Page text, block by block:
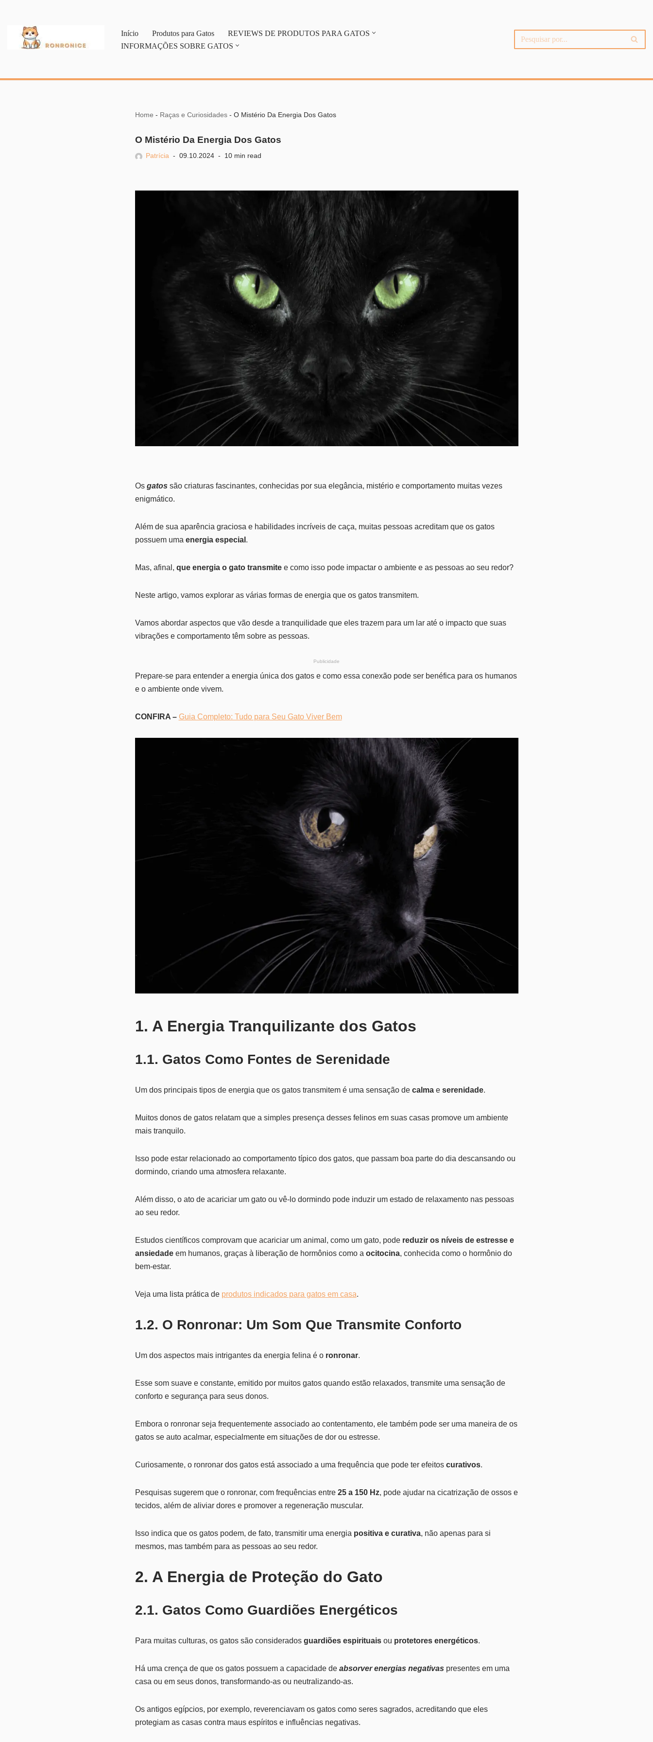
Pular
Início Produtos para Gatos
REVIEWS DE PRODUTOS PARA GATOS
INFORMAÇÕES SOBRE GATOS
Home - Raças e Curiosidades- O Mistério Da Energia Dos Gatos
O Mistério Da Energia Dos Gatos
Patrícia 09.10.2024 10 min read
Os gatos são criaturas fascinantes, conhecidas por sua elegância, mistério e comportamento muitas vezes
enigmático.
Além de sua aparência graciosa e habilidades incríveis de caça, muitas pessoas acreditam que os gatos
possuem uma energia especial .
Mas, afinal, que energia o gato transmitee como isso pode impactar o ambiente e as pessoas ao seu redor?
Neste artigo, vamos explorar as várias formas de energia que os gatos transmitem.
Vamos abordar aspectos que vão desde a tranquilidade que eles trazem para um lar até o impacto que suas
vibrações e comportamento têm sobre as pessoas.
Publicidade
Prepare-se para entender a energia única dos gatos e como essa conexão pode ser benéfica para os humanos
e o ambiente onde vivem.
CONFIRA – Guia Completo: Tudo para Seu Gato Viver Bem
1. A Energia Tranquilizante dos Gatos
1.1. Gatos Como Fontes de Serenidade
Um dos principais tipos de energia que os gatos transmitem é uma sensação de calmae serenidade.
Muitos donos de gatos relatam que a simples presença desses felinos em suas casas promove um ambiente
mais tranquilo.
Isso pode estar relacionado ao comportamento típico dos gatos, que passam boa parte do dia descansando ou
dormindo, criando uma atmosfera relaxante.
Além disso, o ato de acariciar um gato ou vê-lo dormindo pode induzir um estado de relaxamento nas pessoas
ao seu redor.
Estudos científicos comprovam que acariciar um animal, como um gato, pode reduzir os níveis de estresse e
ansiedadeem humanos, graças à liberação de hormônios como a ocitocina, conhecida como o hormônio do
bem-estar.
Veja uma lista prática de produtos indicados para gatos em casa.
1.2. O Ronronar: Um Som Que Transmite Conforto
Um dos aspectos mais intrigantes da energia felina é o ronronar.
Esse som suave e constante, emitido por muitos gatos quando estão relaxados, transmite uma sensação de
conforto e segurança para seus donos.
Embora o ronronar seja frequentemente associado ao contentamento, ele também pode ser uma maneira de os
gatos se auto acalmar, especialmente em situações de dor ou estresse.
Curiosamente, o ronronar dos gatos está associado a uma frequência que pode ter efeitos curativos.
Pesquisas sugerem que o ronronar, com frequências entre 25 a 150 Hz, pode ajudar na cicatrização de ossos e
tecidos, além de aliviar dores e promover a regeneração muscular.
Isso indica que os gatos podem, de fato, transmitir uma energia positiva e curativa, não apenas para si
mesmos, mas também para as pessoas ao seu redor.
2. A Energia de Proteção do Gato
2.1. Gatos Como Guardiões Energéticos
Para muitas culturas, os gatos são considerados guardiões espirituaisou protetores energéticos.
Há uma crença de que os gatos possuem a capacidade de absorver energias negativas presentes em uma
casa ou em seus donos, transformando-as ou neutralizando-as.
Os antigos egípcios, por exemplo, reverenciavam os gatos como seres sagrados, acreditando que eles
protegiam as casas contra maus espíritos e influências negativas.